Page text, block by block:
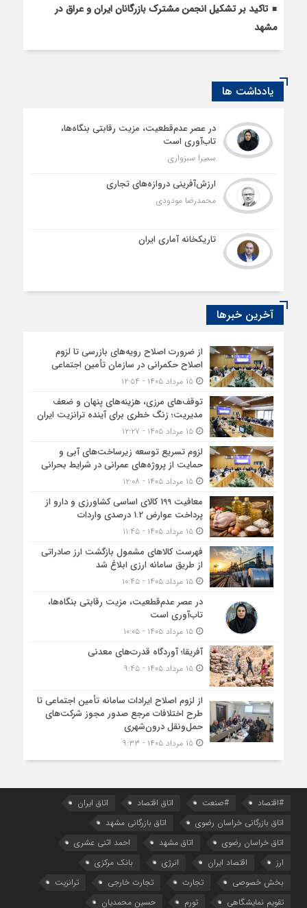
تاکید بر تشکیل انجمن مشترک بازرگانان ایران و عراق در
مشهد
یادداشت ها
در عصر عدم‌قطعیت، مزیت رقابتی بنگاه‌ها،
تاب‌آوری است
سمیرا سبزواری
ارزش‌آفرینی دروازه‌های تجاری
محمدرضا مودودی
تاریکخانه آماری ایران
آخرین خبرها
از ضرورت اصلاح رویه‌های بازرسی تا لزوم
اصلاح حکمرانی در سازمان تأمین اجتماعی
۱۵ مرداد ۱۴۰۵ - ۱۲:۵۴
توقف‌های مرزی، هزینه‌های پنهان و ضعف
مدیریت؛ زنگ خطری برای آینده ترانزیت ایران
۱۵ مرداد ۱۴۰۵ - ۱۲:۲۷
لزوم تسریع توسعه زیرساخت‌های آبی و
حمایت از پروژه‌های عمرانی در شرایط بحرانی
۱۵ مرداد ۱۴۰۵ - ۱۲:۰۸
معافیت 199 کالای اساسی کشاورزی و دارو از
پرداخت عوارض 1.2 درصدی واردات
۱۵ مرداد ۱۴۰۵ - ۱۱:۴۵
فهرست کالاهای مشمول بازگشت ارز صادراتی
از طریق سامانه ارزی ابلاغ شد
۱۵ مرداد ۱۴۰۵ - ۱۰:۴۵
در عصر عدم‌قطعیت، مزیت رقابتی بنگاه‌ها،
تاب‌آوری است
۱۵ مرداد ۱۴۰۵ - ۱۰:۰۵
آفریقا؛ آوردگاه قدرت‌های معدنی
۱۵ مرداد ۱۴۰۵ - ۹:۴۵
از لزوم اصلاح ایرادات سامانه تأمین اجتماعی تا
طرح اختلافات مرجع صدور مجوز شرکت‌های
حمل‌ونقل درون‌شهری
۱۵ مرداد ۱۴۰۵ - ۹:۳۳
#اقتصاد #صنعت اتاق اقتصاد
اتاق ایران
اتاق بازرگانی خراسان رضوی
اتاق بازرگانی مشهد
اتاق خراسان رضوی
اتاق مشهد
احمد اثنی عشری
ارز
اقتصاد ایران انرژی
بانک مرکزی
بخش خصوصی
تجارت تجارت خارجی
ترانزیت
تقویم نمایشگاهی
تورم حسین محمدیان